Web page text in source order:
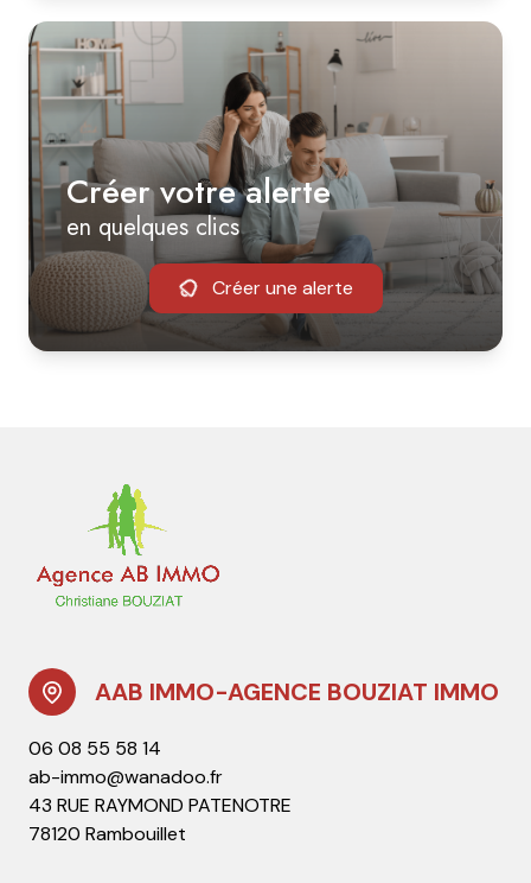
Créer votre alerte
en quelques clics
Créer une alerte
AAB IMMO-AGENCE BOUZIAT IMMO
06 08 55 58 14
ab-immo@wanadoo.fr
43 RUE RAYMOND PATENOTRE
78120 Rambouillet